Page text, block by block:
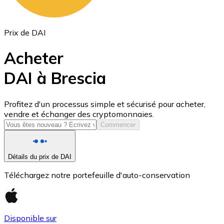
USD Coin
USDC
Prix de DAI
Acheter
DAI à Brescia
Profitez d'un processus simple et sécurisé pour acheter,
vendre et échanger des cryptomonnaies.
Commencer
Détails du prix de DAI
Téléchargez notre portefeuille d'auto-conservation
Disponible sur